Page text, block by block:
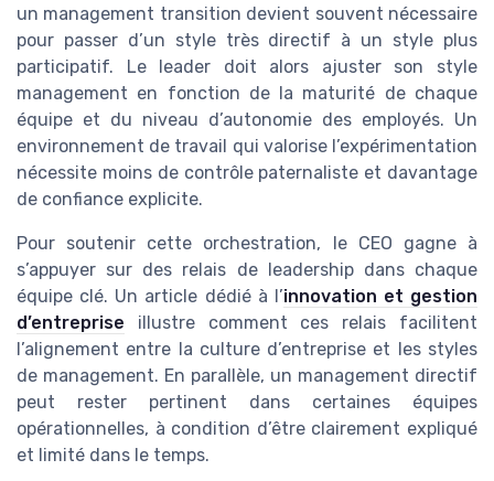
un management transition devient souvent nécessaire
pour passer d’un style très directif à un style plus
participatif. Le leader doit alors ajuster son style
management en fonction de la maturité de chaque
équipe et du niveau d’autonomie des employés. Un
environnement de travail qui valorise l’expérimentation
nécessite moins de contrôle paternaliste et davantage
de confiance explicite.
Pour soutenir cette orchestration, le CEO gagne à
s’appuyer sur des relais de leadership dans chaque
équipe clé. Un article dédié à l’innovation et gestion
d’entreprise illustre comment ces relais facilitent
l’alignement entre la culture d’entreprise et les styles
de management. En parallèle, un management directif
peut rester pertinent dans certaines équipes
opérationnelles, à condition d’être clairement expliqué
et limité dans le temps.